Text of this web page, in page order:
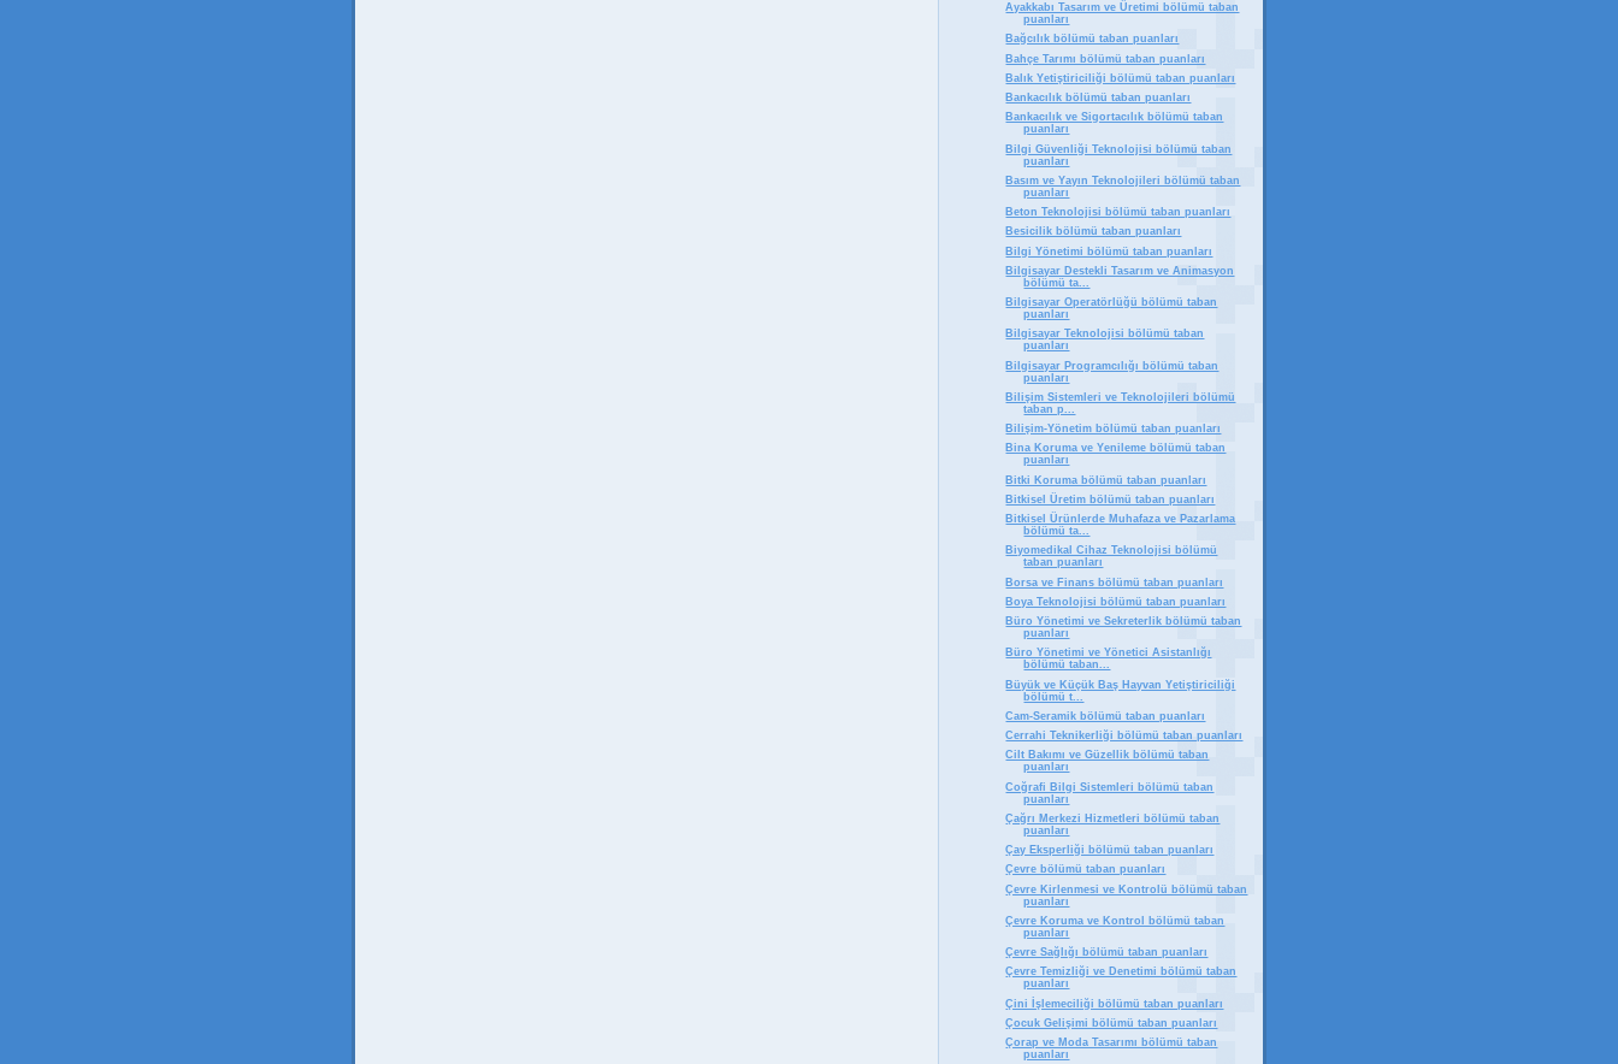
Ayakkabı Tasarım ve Üretimi bölümü taban
puanları
Bağcılık bölümü taban puanları
Bahçe Tarımı bölümü taban puanları
Balık Yetiştiriciliği bölümü taban puanları
Bankacılık bölümü taban puanları
Bankacılık ve Sigortacılık bölümü taban
puanları
Bilgi Güvenliği Teknolojisi bölümü taban
puanları
Basım ve Yayın Teknolojileri bölümü taban
puanları
Beton Teknolojisi bölümü taban puanları
Besicilik bölümü taban puanları
Bilgi Yönetimi bölümü taban puanları
Bilgisayar Destekli Tasarım ve Animasyon
bölümü ta...
Bilgisayar Operatörlüğü bölümü taban
puanları
Bilgisayar Teknolojisi bölümü taban
puanları
Bilgisayar Programcılığı bölümü taban
puanları
Bilişim Sistemleri ve Teknolojileri bölümü
taban p...
Bilişim-Yönetim bölümü taban puanları
Bina Koruma ve Yenileme bölümü taban
puanları
Bitki Koruma bölümü taban puanları
Bitkisel Üretim bölümü taban puanları
Bitkisel Ürünlerde Muhafaza ve Pazarlama
bölümü ta...
Biyomedikal Cihaz Teknolojisi bölümü
taban puanları
Borsa ve Finans bölümü taban puanları
Boya Teknolojisi bölümü taban puanları
Büro Yönetimi ve Sekreterlik bölümü taban
puanları
Büro Yönetimi ve Yönetici Asistanlığı
bölümü taban...
Büyük ve Küçük Baş Hayvan Yetiştiriciliği
bölümü t...
Cam-Seramik bölümü taban puanları
Cerrahi Teknikerliği bölümü taban puanları
Cilt Bakımı ve Güzellik bölümü taban
puanları
Coğrafi Bilgi Sistemleri bölümü taban
puanları
Çağrı Merkezi Hizmetleri bölümü taban
puanları
Çay Eksperliği bölümü taban puanları
Çevre bölümü taban puanları
Çevre Kirlenmesi ve Kontrolü bölümü taban
puanları
Çevre Koruma ve Kontrol bölümü taban
puanları
Çevre Sağlığı bölümü taban puanları
Çevre Temizliği ve Denetimi bölümü taban
puanları
Çini İşlemeciliği bölümü taban puanları
Çocuk Gelişimi bölümü taban puanları
Çorap ve Moda Tasarımı bölümü taban
puanları